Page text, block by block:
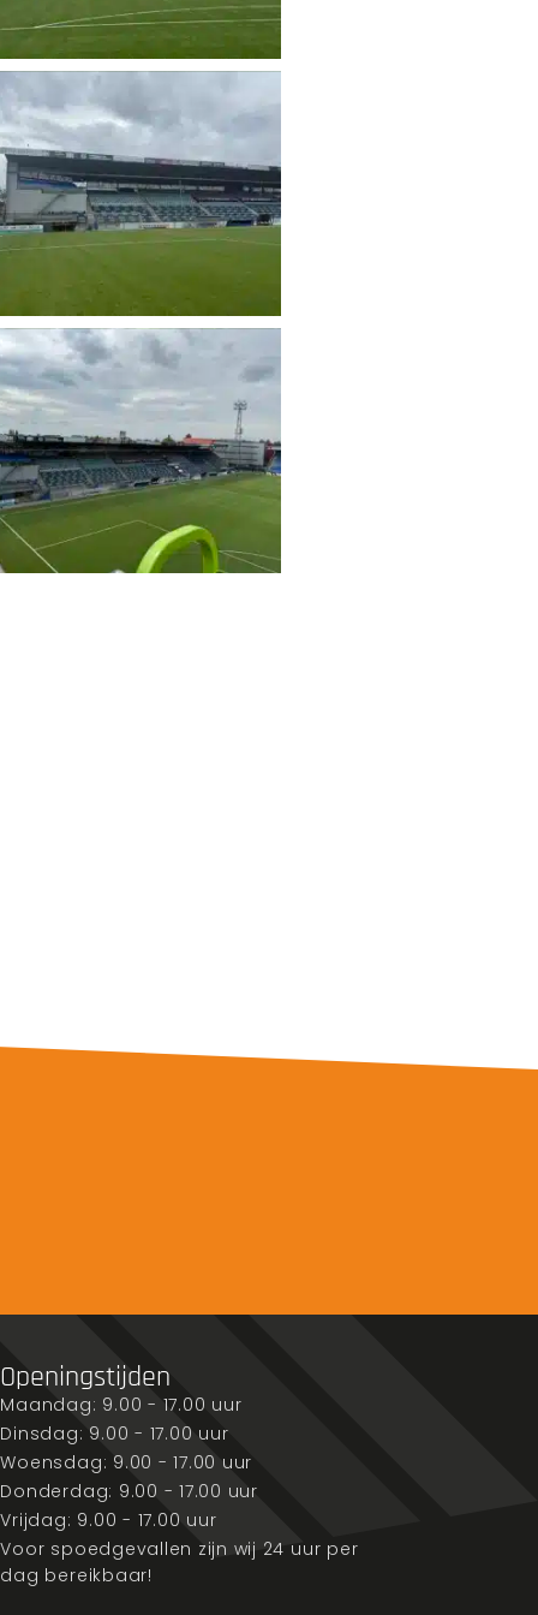
Openingstijden
Maandag: 9.00 - 17.00 uur
Dinsdag: 9.00 - 17.00 uur
Woensdag: 9.00 - 17.00 uur
Donderdag: 9.00 - 17.00 uur
Vrijdag: 9.00 - 17.00 uur
Voor spoedgevallen zijn wij 24 uur per
dag bereikbaar!